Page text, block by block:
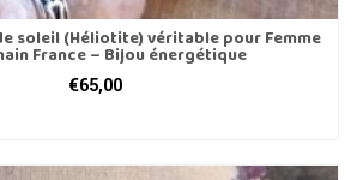
soleil (Héliotite) véritable pour Femme
France – Bijou énergétique
€65,00